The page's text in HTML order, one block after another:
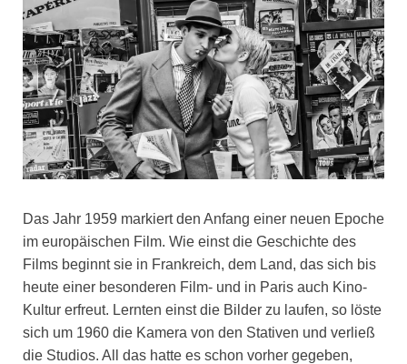
Das Jahr 1959 markiert den Anfang einer neuen Epoche
im europäischen Film. Wie einst die Geschichte des
Films beginnt sie in Frankreich, dem Land, das sich bis
heute einer besonderen Film- und in Paris auch Kino-
Kultur erfreut. Lernten einst die Bilder zu laufen, so löste
sich um 1960 die Kamera von den Stativen und verließ
die Studios. All das hatte es schon vorher gegeben,